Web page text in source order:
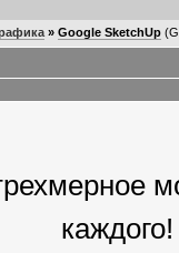
» Google SketchUp
каждого!